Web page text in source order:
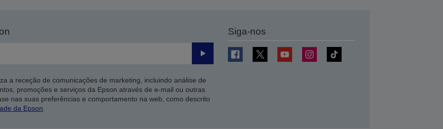
Enviar
a receção de comunicações de marketing, incluindo análise de
promoções e serviços da Epson através de e-mail ou outras
nas suas preferências e comportamento na web, como descrito
da Epson
Siga-nos